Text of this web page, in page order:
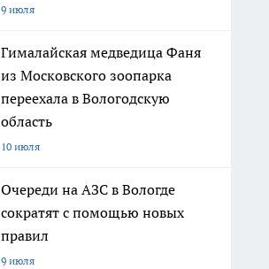
9 июля
Гималайская медведица Фаня
из Московского зоопарка
переехала в Вологодскую
область
10 июля
Очереди на АЗС в Вологде
сократят с помощью новых
правил
9 июля